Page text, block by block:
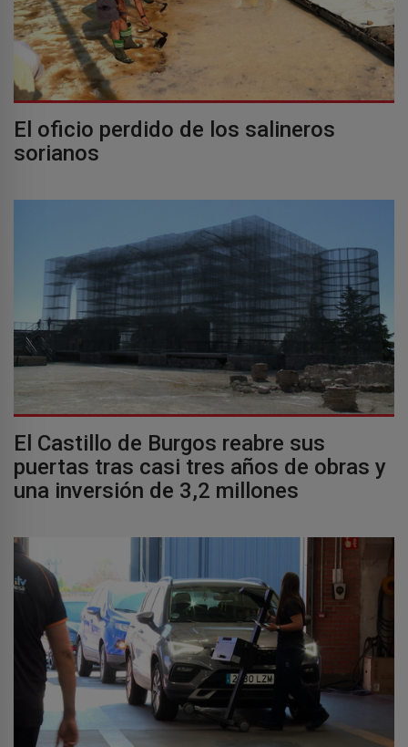
El oficio perdido de los salineros
sorianos
El Castillo de Burgos reabre sus
puertas tras casi tres años de obras y
una inversión de 3,2 millones